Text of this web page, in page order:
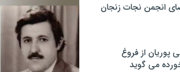
انجمن نجات زنجان
پوریان از فروغ
می گوید